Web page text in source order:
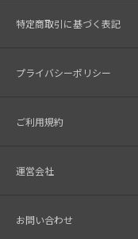
特定商取引に基づく表記
プライバシーポリシー
ご利用規約
運営会社
お問い合わせ